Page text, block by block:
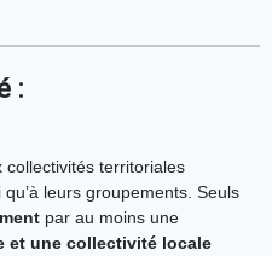
:
territoriales
leurs groupements. Seuls
par au moins une
et une collectivité locale